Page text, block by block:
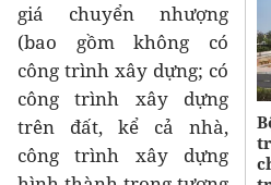
giá chuyển nhượng
(bao gồm không có
công trình xây dựng; có
công trình xây dựng
trên đất, kể cả nhà,
công trình xây dựng